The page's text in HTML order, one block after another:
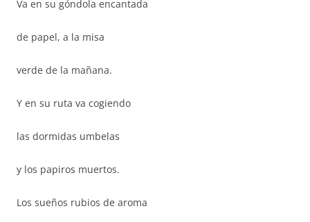
Va en su góndola encantada
de papel, a la misa
verde de la mañana.
Y en su ruta va cogiendo
las dormidas umbelas
y los papiros muertos.
Los sueños rubios de aroma